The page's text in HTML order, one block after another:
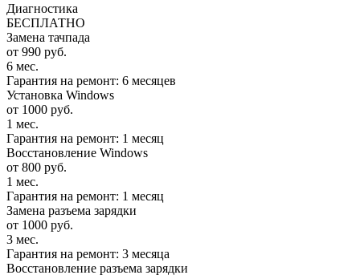
Диагностика
БЕСПЛАТНО
Замена тачпада
от 990 руб.
6 мес.
Гарантия на ремонт: 6 месяцев
Установка Windows
от 1000 руб.
1 мес.
Гарантия на ремонт: 1 месяц
Восстановление Windows
от 800 руб.
1 мес.
Гарантия на ремонт: 1 месяц
Замена разъема зарядки
от 1000 руб.
3 мес.
Гарантия на ремонт: 3 месяца
Восстановление разъема зарядки